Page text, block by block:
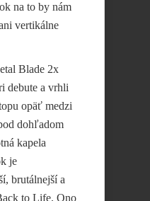
na to by nám
vertikálne
Blade 2x
debute a vrhli
opäť medzi
dohľadom
kapela
je
brutálnejší a
to Life. Ono